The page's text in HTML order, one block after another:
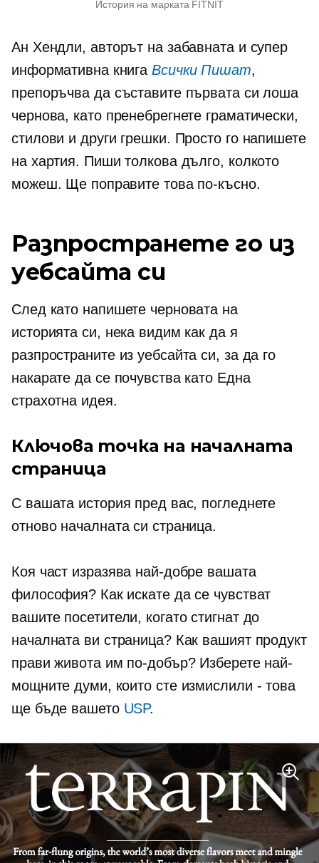
История на марката FITNIT
Ан Хендли, авторът на забавната и супер
информативна книгаВсички Пишат,
препоръчва да съставите първата си лоша
чернова, като пренебрегнете граматически,
стилови и други грешки. Просто го напишете
на хартия. Пиши толкова дълго, колкото
можеш. Ще поправите това по-късно.
Разпространете го из
уебсайта си
След като напишете черновата на
историята си, нека видим как да я
разпространите из уебсайта си, за да го
накарате да се почувства като Една
страхотна идея.
Ключова точка на началната
страница
С вашата история пред вас, погледнете
отново началната си страница.
Коя част изразява най-добре вашата
философия? Как искате да се чувстват
вашите посетители, когато стигнат до
началната ви страница? Как вашият продукт
прави живота им по-добър? Изберете най-
мощните думи, които сте измислили - това
ще бъде вашето USP.